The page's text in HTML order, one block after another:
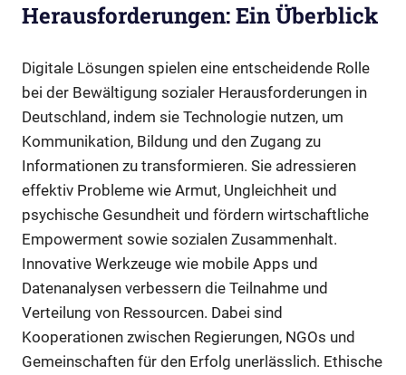
Herausforderungen: Ein Überblick
Digitale Lösungen spielen eine entscheidende Rolle
bei der Bewältigung sozialer Herausforderungen in
Deutschland, indem sie Technologie nutzen, um
Kommunikation, Bildung und den Zugang zu
Informationen zu transformieren. Sie adressieren
effektiv Probleme wie Armut, Ungleichheit und
psychische Gesundheit und fördern wirtschaftliche
Empowerment sowie sozialen Zusammenhalt.
Innovative Werkzeuge wie mobile Apps und
Datenanalysen verbessern die Teilnahme und
Verteilung von Ressourcen. Dabei sind
Kooperationen zwischen Regierungen, NGOs und
Gemeinschaften für den Erfolg unerlässlich. Ethische